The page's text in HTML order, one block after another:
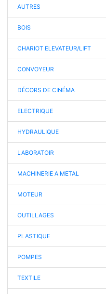
AUTRES
BOIS
CHARIOT ELEVATEUR/LIFT
CONVOYEUR
DÉCORS DE CINÉMA
ELECTRIQUE
HYDRAULIQUE
LABORATOIR
MACHINERIE A METAL
MOTEUR
OUTILLAGES
PLASTIQUE
POMPES
TEXTILE